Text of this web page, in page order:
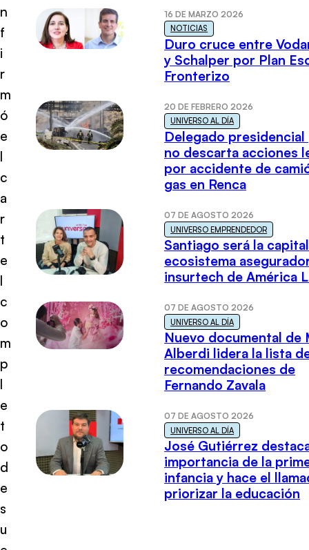
n
f
i
r
m
ó
e
l
c
a
r
t
e
l
c
o
m
p
l
e
t
o
d
e
s
u
16 DE MARZO 2026
NOTICIAS
Duro cruce entre
y Schalper por Plan
Fronterizo
20 DE FEBRERO 2026
UNIVERSO AL DÍA
Delegado presidencial
no descarta acciones
por accidente de
gas en Renca
07 DE AGOSTO 2026
UNIVERSO EMPRENDEDOR
Santiago será la
ecosistema
insurtech de América
07 DE AGOSTO 2026
UNIVERSO AL DÍA
Nuevo documental de
Alberdi lidera la lista
recomendaciones de
Fernando Zavala
07 DE AGOSTO 2026
UNIVERSO AL DÍA
José Gutiérrez
importancia de la
infancia y hace el
priorizar la educación